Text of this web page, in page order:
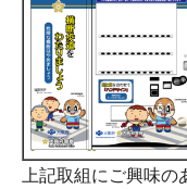
上記取組にご興味